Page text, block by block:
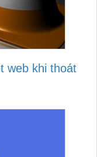
web khi thoát